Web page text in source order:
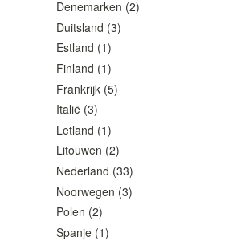
Denemarken (2)
Duitsland (3)
Estland (1)
Finland (1)
Frankrijk (5)
Italië (3)
Letland (1)
Litouwen (2)
Nederland (33)
Noorwegen (3)
Polen (2)
Spanje (1)